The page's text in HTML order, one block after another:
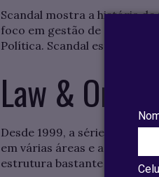
Scandal mostra a história
foco em gestão de crise. Ela
Política. Scandal está
Law & Order
Desde 1999, a série se
em várias áreas e as
estrutura bastante utilizada